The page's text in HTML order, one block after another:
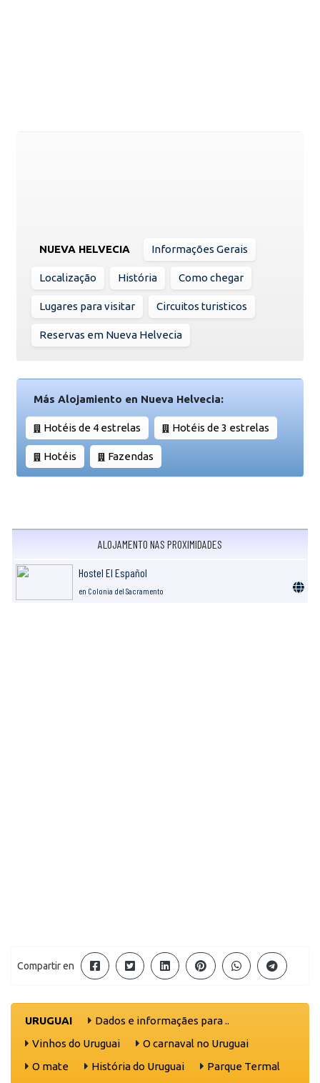
NUEVA HELVECIA Informações Gerais
Localização História Como chegar
Lugares para visitar Circuitos turisticos
Reservas em Nueva Helvecia
Más Alojamiento en Nueva Helvecia:
Hotéis de 4 estrelas Hotéis de 3 estrelas
Hotéis Fazendas
ALOJAMENTO NAS PROXIMIDADES
Hostel El Español
en Colonia del Sacramento
Compartir en
URUGUAI
Dados e informaçães para ..
Vinhos do Uruguai
O carnaval no Uruguai
O mate
História do Uruguai
Parque Termal